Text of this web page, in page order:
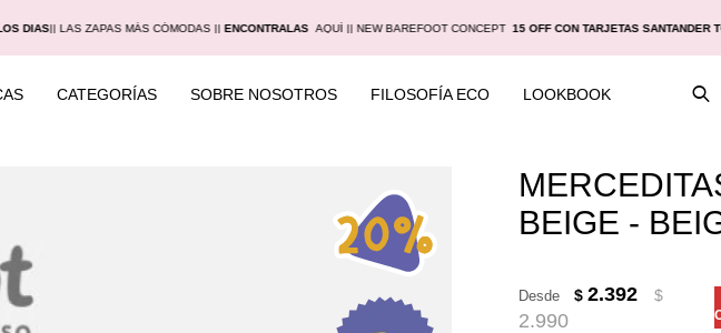
DIAS|| LAS ZAPAS MÁS CÓMODAS || ENCONTRALASAQUÍ || NEW BAREFOOT CONCEPT15 OFF CON TARJETAS SANTANDER
CATEGORÍAS SOBRE NOSOTROS FILOSOFÍA ECO LOOKBOOK
BEIGE -
Desde $ 2.392 $
2.990